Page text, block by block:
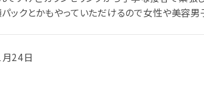
パックとかもやっていただけるので女性や美容
24日